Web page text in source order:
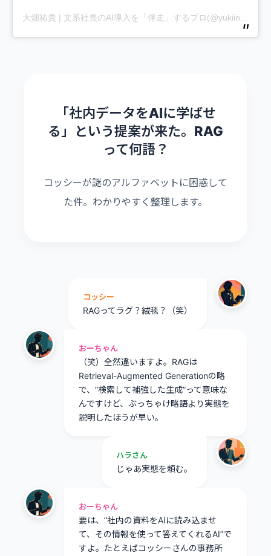
大畑祐貴 | 文系社長のAI導入を「伴走」するプロ(@yukiinfinity1)がシェアした投稿
「社内データをAIに学ばせ
る」という提案が来た。RAG
って何語？
コッシーが謎のアルファベットに困惑して
た件。わかりやすく整理します。
コッシー
RAGってラグ？絨毯？（笑）
おーちゃん
（笑）全然違いますよ。RAGは
Retrieval-Augmented Generationの略
で、”検索して補強した生成”って意味な
んですけど、ぶっちゃけ略語より実態を
説明したほうが早い。
ハラさん
じゃあ実態を頼む。
おーちゃん
要は、”社内の資料をAIに読み込ませ
て、その情報を使って答えてくれるAI”で
すよ。たとえばコッシーさんの事務所